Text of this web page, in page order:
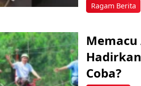
Ragam Berita
Coba?